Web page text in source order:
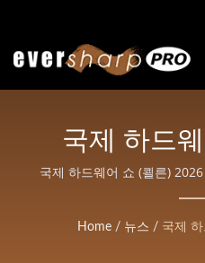
국제 하드
2026 | 대만
위 제조업
국제 하드웨어 쇼 (쾰른)
밀 헤어
Home / 뉴스 / 국제